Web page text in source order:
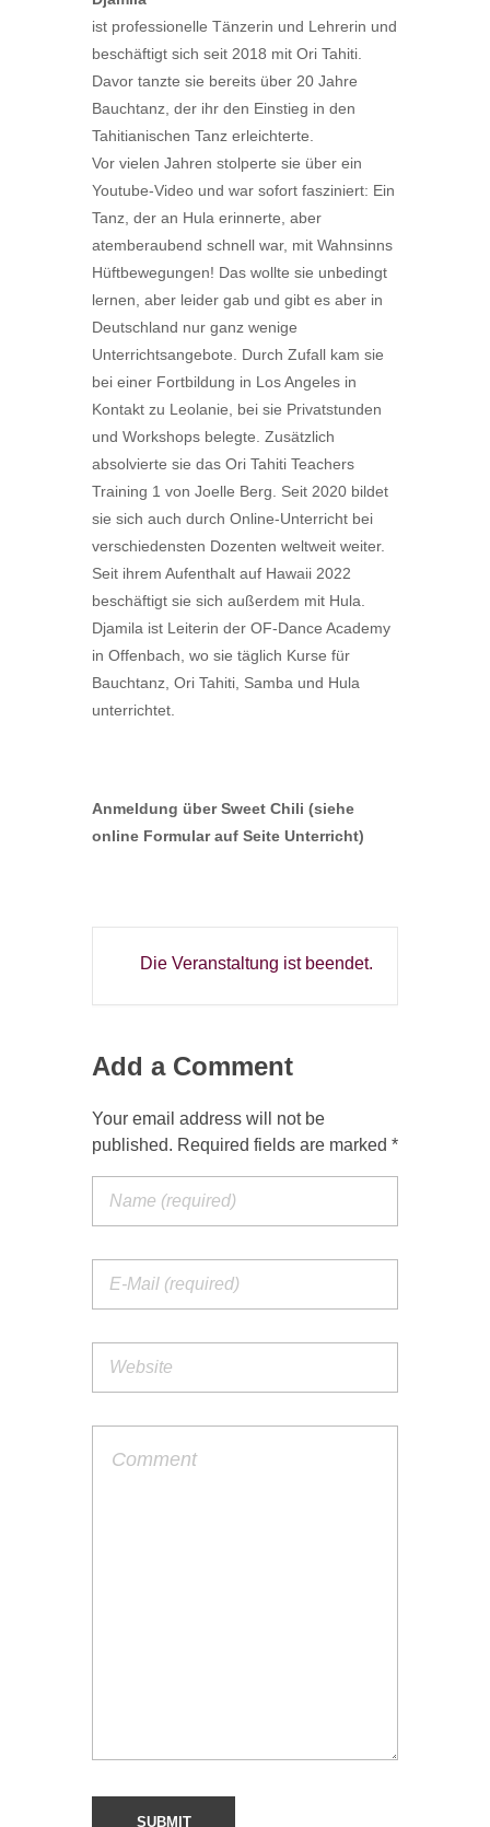
ist professionelle Tänzerin und Lehrerin und
beschäftigt sich seit 2018 mit Ori Tahiti.
Davor tanzte sie bereits über 20 Jahre
Bauchtanz, der ihr den Einstieg in den
Tahitianischen Tanz erleichterte.
Vor vielen Jahren stolperte sie über ein
Youtube-Video und war sofort fasziniert: Ein
Tanz, der an Hula erinnerte, aber
atemberaubend schnell war, mit Wahnsinns
Hüftbewegungen! Das wollte sie unbedingt
lernen, aber leider gab und gibt es aber in
Deutschland nur ganz wenige
Unterrichtsangebote. Durch Zufall kam sie
bei einer Fortbildung in Los Angeles in
Kontakt zu Leolanie, bei sie Privatstunden
und Workshops belegte. Zusätzlich
absolvierte sie das Ori Tahiti Teachers
Training 1 von Joelle Berg. Seit 2020 bildet
sie sich auch durch Online-Unterricht bei
verschiedensten Dozenten weltweit weiter.
Seit ihrem Aufenthalt auf Hawaii 2022
beschäftigt sie sich außerdem mit Hula.
Djamila ist Leiterin der OF-Dance Academy
in Offenbach, wo sie täglich Kurse für
Bauchtanz, Ori Tahiti, Samba und Hula
unterrichtet.
Anmeldung über Sweet Chili (siehe
online Formular auf Seite Unterricht)
Die Veranstaltung ist beendet.
Add a Comment
Your email address will not be
published. Required fields are marked *